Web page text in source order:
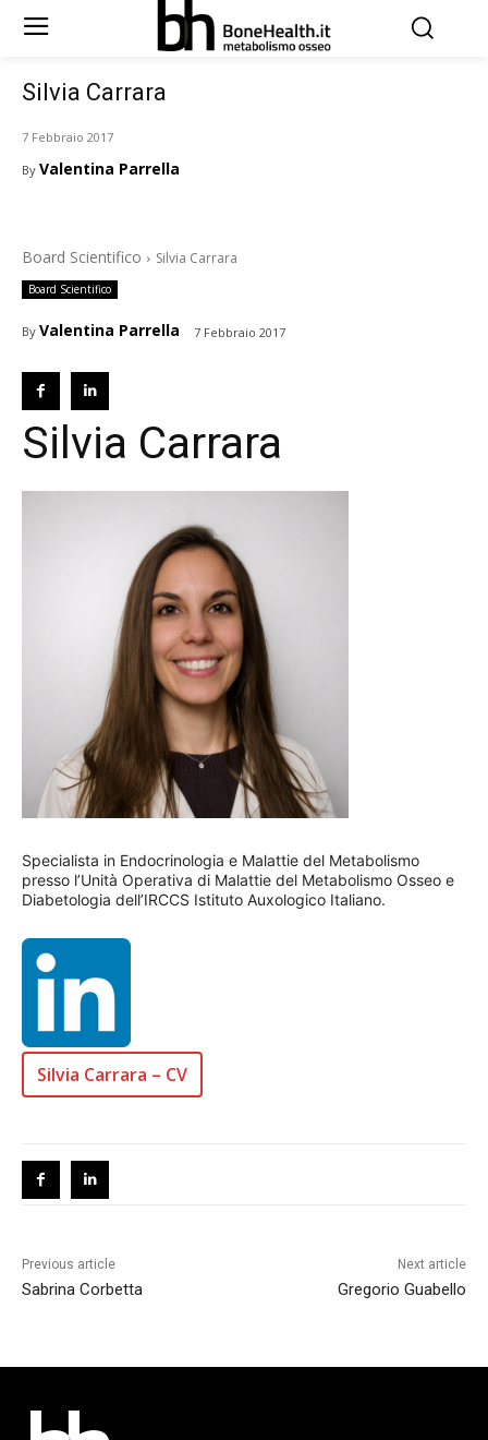
Silvia Carrara
7 Febbraio 2017
By Valentina Parrella
Board Scientifico Silvia Carrara
Board Scientifico
By Valentina Parrella 7 Febbraio 2017
Silvia Carrara
Specialista in Endocrinologia e Malattie del Metabolismo
presso l’Unità Operativa di Malattie del Metabolismo Osseo e
Diabetologia dell’IRCCS Istituto Auxologico Italiano.
Silvia Carrara – CV
Previous article
Sabrina Corbetta
Next article
Gregorio Guabello